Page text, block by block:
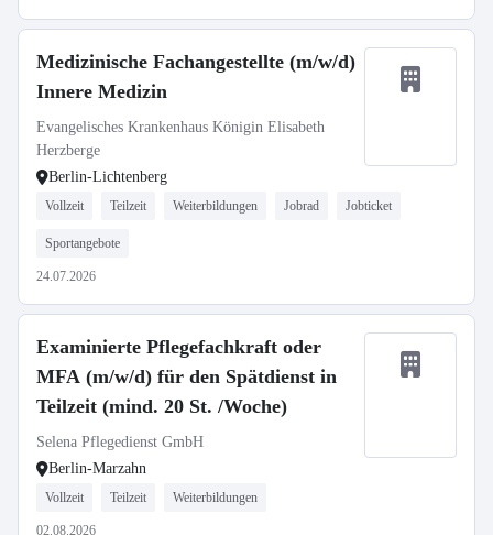
Medizinische Fachangestellte (m/w/d)
Innere Medizin
Evangelisches Krankenhaus Königin Elisabeth
Herzberge
Berlin-Lichtenberg
Vollzeit Teilzeit Weiterbildungen Jobrad Jobticket
Sportangebote
24.07.2026
Examinierte Pflegefachkraft oder
MFA (m/w/d) für den Spätdienst in
Teilzeit (mind. 20 St. /Woche)
Selena Pflegedienst GmbH
Berlin-Marzahn
Vollzeit Teilzeit Weiterbildungen
02.08.2026